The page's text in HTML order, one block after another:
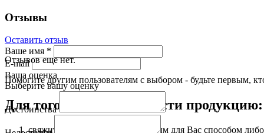
Отзывы
Оставить отзыв
Ваше имя *
E-mail
Ваша оценка
Выберите вашу оценку
Достоинства
Отзывов еще нет.
Помогите другим пользователям с выбором - будьте первым,
Для того чтобы приобрести продукцию:
свяжитесь с нами любым удобным для Вас способом